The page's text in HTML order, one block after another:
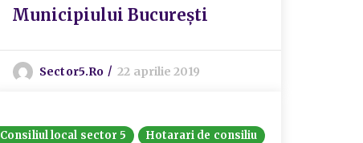
Municipiului București
Sector5.ro 22 aprilie 2019
Consiliul local sector 5
Hotarari de consiliu